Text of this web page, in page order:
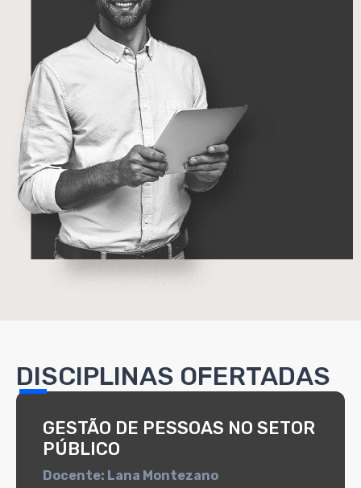
DISCIPLINAS OFERTADAS
GESTÃO DE PESSOAS NO SETOR
PÚBLICO
Docente: Lana Montezano